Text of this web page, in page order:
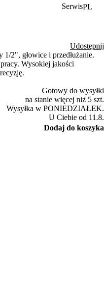
SerwisPL
Udostępnij
2", głowice i przedłużanie.
Wysokiej jakości
Gotowy do wysyłki
na stanie więcej niż 5 szt.
Wysyłka w PONIEDZIAŁEK.
U Ciebie od 11.8.
Dodaj do koszyka